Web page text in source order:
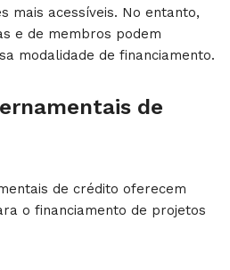
mais acessíveis. No entanto,
e de membros podem
modalidade de financiamento.
de
de crédito oferecem
o financiamento de projetos